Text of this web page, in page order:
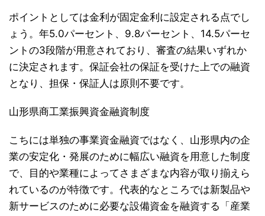
ポイントとしては金利が固定金利に設定される点でし
ょう。年5.0パーセント、9.8パーセント、14.5パーセ
ントの3段階が用意されており、審査の結果いずれか
に決定されます。保証会社の保証を受けた上での融資
となり、担保・保証人は原則不要です。
山形県商工業振興資金融資制度
こちには単独の事業資金融資ではなく、山形県内の企
業の安定化・発展のために幅広い融資を用意した制度
で、目的や業種によってさまざまな内容が取り揃えら
れているのが特徴です。代表的なところでは新製品や
新サービスのために必要な設備資金を融資する「産業